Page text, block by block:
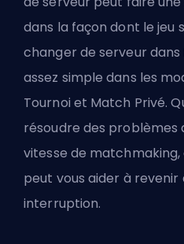
dans la façon dont le jeu
changer de serveur dans
assez simple dans les
Tournoi et Match Privé.
résoudre des problèmes
vitesse de
peut vous aider à revenir
interruption.